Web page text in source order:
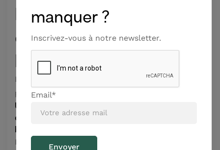
Huile
d’avocat
bio
Nourrit et protège la
peau
Une synergie de 5
extraits végétaux
bios
Marron d’Inde, Reine
manquer ?
Inscrivez-vous à notre newsletter.
Email*